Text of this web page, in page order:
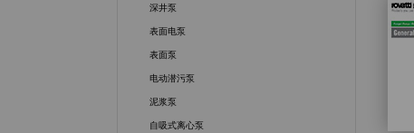
深井泵
表面电泵
表面泵
电动潜污泵
泥浆泵
自吸式离心泵